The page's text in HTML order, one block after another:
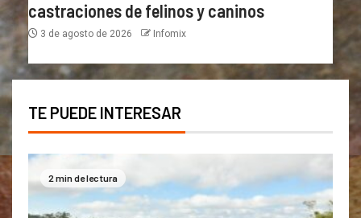
castraciones de felinos y caninos
3 de agosto de 2026 Infomix
TE PUEDE INTERESAR
2 min de lectura